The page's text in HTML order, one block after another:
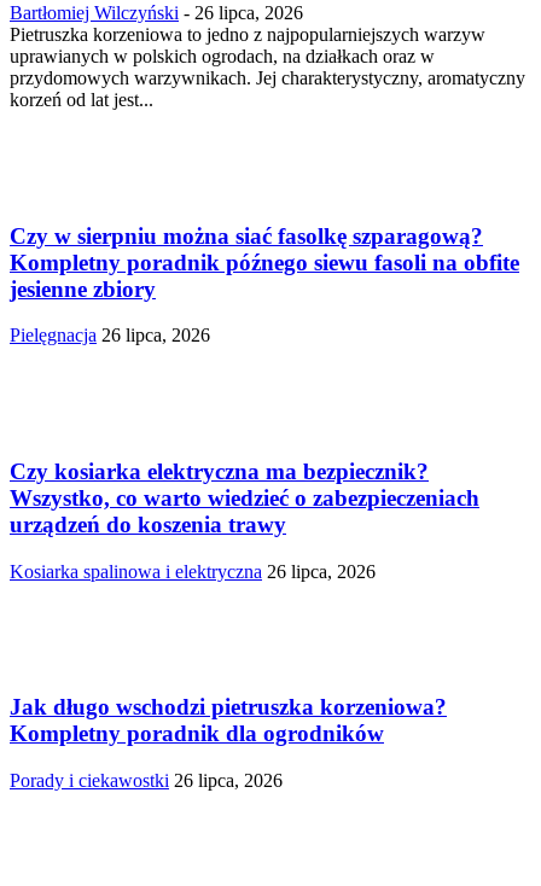
Bartłomiej Wilczyński - 26 lipca, 2026
Pietruszka korzeniowa to jedno z najpopularniejszych warzyw
uprawianych w polskich ogrodach, na działkach oraz w
przydomowych warzywnikach. Jej charakterystyczny, aromatyczny
korzeń od lat jest...
Czy w sierpniu można siać fasolkę szparagową?
Kompletny poradnik późnego siewu fasoli na obfite
jesienne zbiory
Pielęgnacja 26 lipca, 2026
Czy kosiarka elektryczna ma bezpiecznik?
Wszystko, co warto wiedzieć o zabezpieczeniach
urządzeń do koszenia trawy
Kosiarka spalinowa i elektryczna 26 lipca, 2026
Jak długo wschodzi pietruszka korzeniowa?
Kompletny poradnik dla ogrodników
Porady i ciekawostki 26 lipca, 2026